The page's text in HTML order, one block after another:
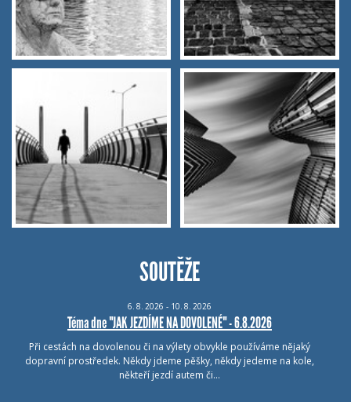
SOUTĚŽE
6. 8. 2026 - 10. 8. 2026
Téma dne "JAK JEZDÍME NA DOVOLENÉ" - 6.8.2026
Při cestách na dovolenou či na výlety obvykle používáme nějaký
dopravní prostředek. Někdy jdeme pěšky, někdy jedeme na kole,
někteří jezdí autem či…